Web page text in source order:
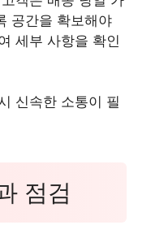
공간을 확보해야
세부 사항을 확인
신속한 소통이 필
점검